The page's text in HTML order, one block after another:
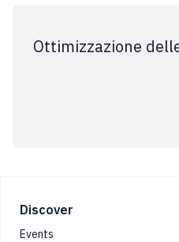
Ottimizzazione
Footer
Discover
Events